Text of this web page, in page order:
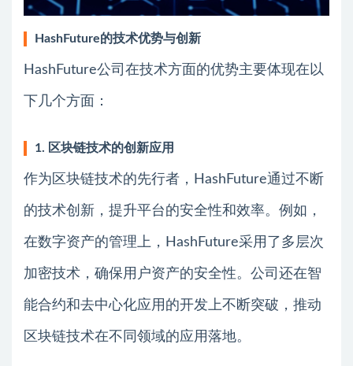
HashFuture的技术优势与创新
HashFuture公司在技术方面的优势主要体现在以
下几个方面：
1. 区块链技术的创新应用
作为区块链技术的先行者，HashFuture通过不断
的技术创新，提升平台的安全性和效率。例如，
在数字资产的管理上，HashFuture采用了多层次
加密技术，确保用户资产的安全性。公司还在智
能合约和去中心化应用的开发上不断突破，推动
区块链技术在不同领域的应用落地。